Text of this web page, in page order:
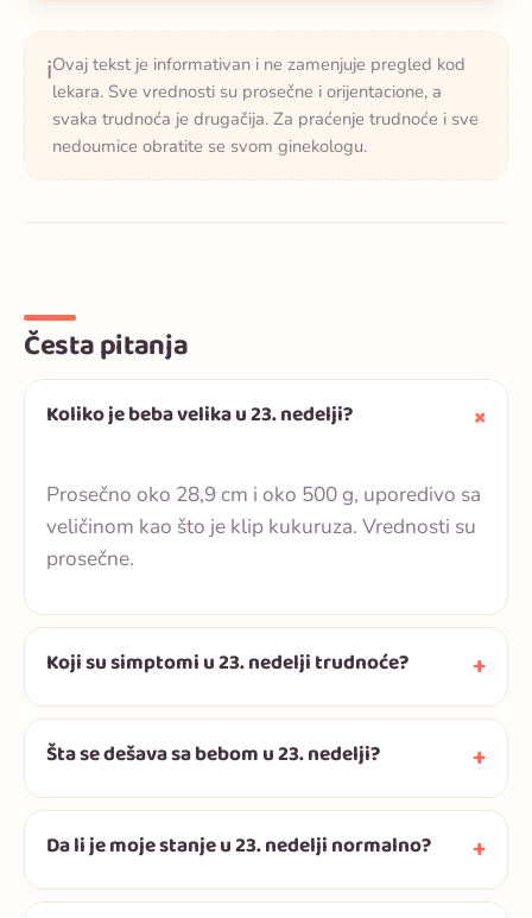
ℹ️Ovaj tekst je informativan i ne zamenjuje pregled kod
lekara. Sve vrednosti su prosečne i orijentacione, a
svaka trudnoća je drugačija. Za praćenje trudnoće i sve
nedoumice obratite se svom ginekologu.
Česta pitanja
Koliko je beba velika u 23. nedelji?
Prosečno oko 28,9 cm i oko 500 g, uporedivo sa
veličinom kao što je klip kukuruza. Vrednosti su
prosečne.
Koji su simptomi u 23. nedelji trudnoće?
Šta se dešava sa bebom u 23. nedelji?
Da li je moje stanje u 23. nedelji normalno?